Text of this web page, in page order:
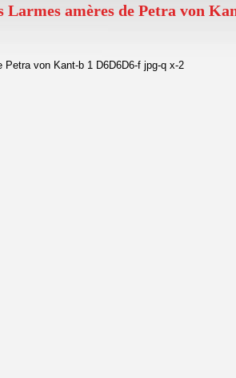
Larmes amères de Petra von